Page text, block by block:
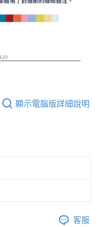
顯示電腦版詳細說明
客服